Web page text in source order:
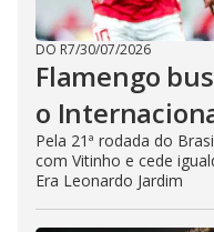
DO R7/30/07/2026
Flamengo
o
Pela 21ª rodada do
com Vitinho e cede
Era Leonardo Jardim